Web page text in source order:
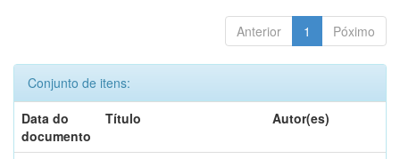
Anterior 1 Póximo
Conjunto de itens:
Data do
documento
Título Autor(es)